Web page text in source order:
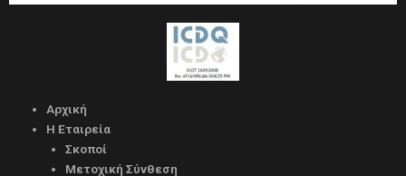
Αρχική
Η Εταιρεία
Σκοποί
Μετοχική Σύνθεση